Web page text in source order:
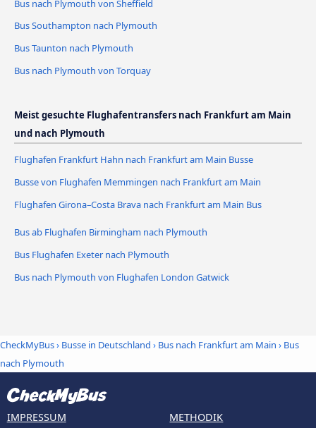
Bus nach Plymouth von Sheffield
Bus Southampton nach Plymouth
Bus Taunton nach Plymouth
Bus nach Plymouth von Torquay
Meist gesuchte Flughafentransfers nach Frankfurt am Main
und nach Plymouth
Flughafen Frankfurt Hahn nach Frankfurt am Main Busse
Busse von Flughafen Memmingen nach Frankfurt am Main
Flughafen Girona–Costa Brava nach Frankfurt am Main Bus
Bus ab Flughafen Birmingham nach Plymouth
Bus Flughafen Exeter nach Plymouth
Bus nach Plymouth von Flughafen London Gatwick
CheckMyBus› Busse in Deutschland › Bus nach Frankfurt am Main › Bus
nach Plymouth
IMPRESSUM METHODIK